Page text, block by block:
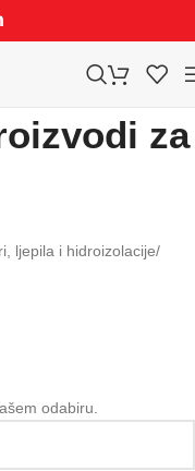
za
ljepila i hidroizolacije/
odabiru.